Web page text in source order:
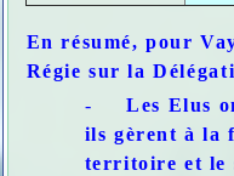
En résumé, pour
Régie sur la
-Les Elus
ils gèrent à la
territoire et le